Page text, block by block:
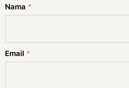
Nama *
Email *